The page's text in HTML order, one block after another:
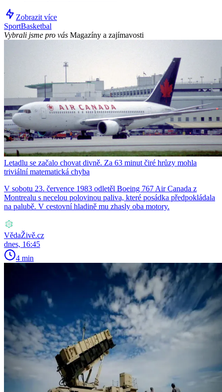
Zobrazit více
SportBasketbal
Vybrali jsme pro vás Magazíny a zajímavosti
Letadlu se začalo chovat divně. Za 63 minut čiré hrůzy mohla
triviální matematická chyba
V sobotu 23. července 1983 odletěl Boeing 767 Air Canada z
Montrealu s necelou polovinou paliva, které posádka předpokládala
na palubě. V cestovní hladině mu zhasly oba motory.
VědaŽivě.cz
dnes, 16:45
4 min